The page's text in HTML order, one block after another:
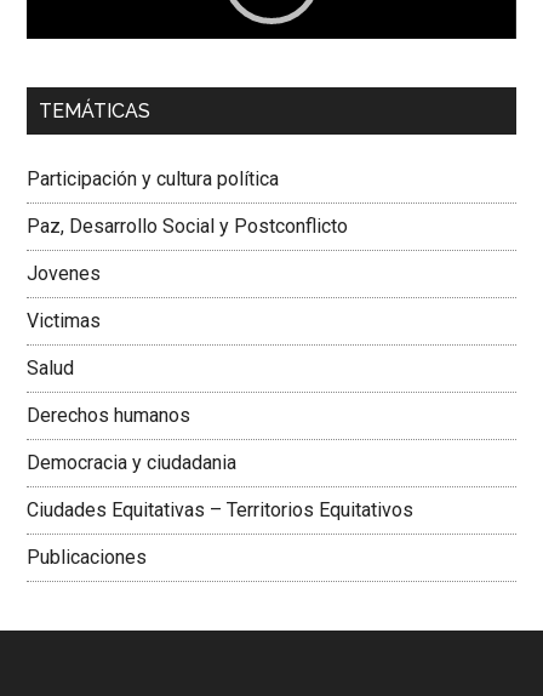
00:00 01:04
Dra. Carolina Corcho Mejía,Presidenta Corporación
Colombiana
TEMÁTICAS
Participación y cultura política
Paz, Desarrollo Social y Postconflicto
Jovenes
Victimas
Salud
Derechos humanos
Democracia y ciudadania
Ciudades Equitativas – Territorios Equitativos
Publicaciones